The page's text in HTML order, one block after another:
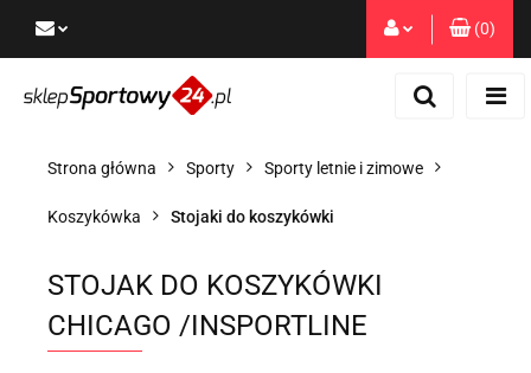
Dodaj zgłoszenie
(0)
Strona główna Sporty Sporty letnie i zimowe
Koszykówka Stojaki do koszykówki
STOJAK DO KOSZYKÓWKI
CHICAGO /INSPORTLINE